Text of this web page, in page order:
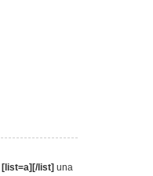
[list=a][/list] una